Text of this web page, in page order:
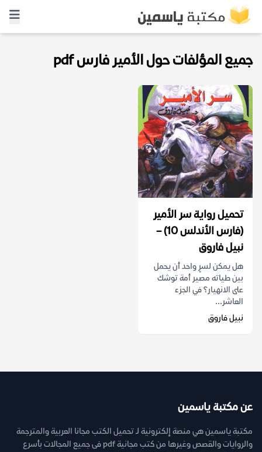
جميع المؤلفات حول الأمير فارس pdf
تحميل رواية سر الأمير
(فارس الأندلس 10) –
نبيل فاروق
هل يمكن لسرٍ واحد أن يحمل
بين طياته مصير أمة توشك
على الانهيار؟ في الجزء
العاشر...
نبيل فاروق
عن مكتبة ياسمين
مكتبة ياسمين هي منصة إلكترونية لـ تحميل الكتب مجانا العربية والمترجمة
والروايات والقصص وغيرها من كتب مجانية pdf فى جميع المجالات بأسرع